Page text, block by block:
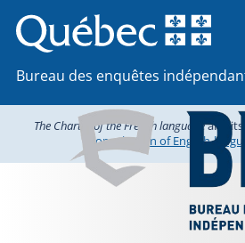
Bureau des enquêtes
The Charter of the French languageand its
consultation of English-